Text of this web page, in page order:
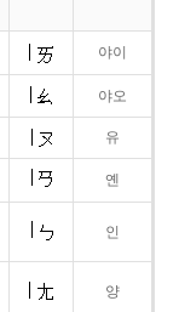
야이
야오
유
옌
인
양